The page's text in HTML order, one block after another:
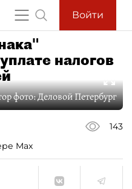
Войти
налогов
фото:Деловой Петербург
143
Max